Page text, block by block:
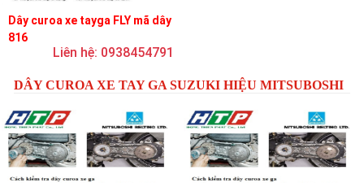
Dây curoa xe tayga FLY mã dây
816
Liên hệ: 0938454791
DÂY CUROA XE TAY GA SUZUKI HIỆU MITSUBOSHI